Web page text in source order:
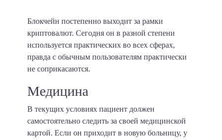
Блокчейн постепенно выходит за рамки
криптовалют. Сегодня он в разной степени
используется практических во всех сферах,
правда с обычным пользователям практически
не соприкасаются.
Медицина
В текущих условиях пациент должен
самостоятельно следить за своей медицинской
картой. Если он приходит в новую больницу, у